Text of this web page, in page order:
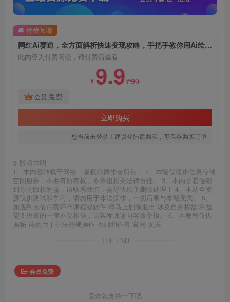
网红Ai赛道，全方面解析快速变现攻略，手把手教你用Ai绘画实现月入过万
此内容为付费阅读，请付费后查看
¥ 9.9¥99
会员 免费
立即购买
您当前未登录！建议登陆后购买，可保存购买订单
付费阅读
© 版权声明
1、本内容转载于网络，版权归原作者所有！ 2、本站仅提供信息存储
空间服务，不拥有所有权，不承担相关法律责任。 3、本内容若侵犯
到你的版权利益，请联系我们，会尽快给予删除处理！ 4、本站全资
源仅供测试和学习，请勿用于非法操作，一切后果与本站无关。 5、
如遇到充值付费环节课程或软件 请马上删除退出 涉及自身权益/利益
需要投资的一律不要相信，访客发现请向客服举报。 6、本教程仅供
揭秘 请勿用于非法违规操作 否则和作者 官网 无关
THE END
会员免费
喜欢就支持一下吧